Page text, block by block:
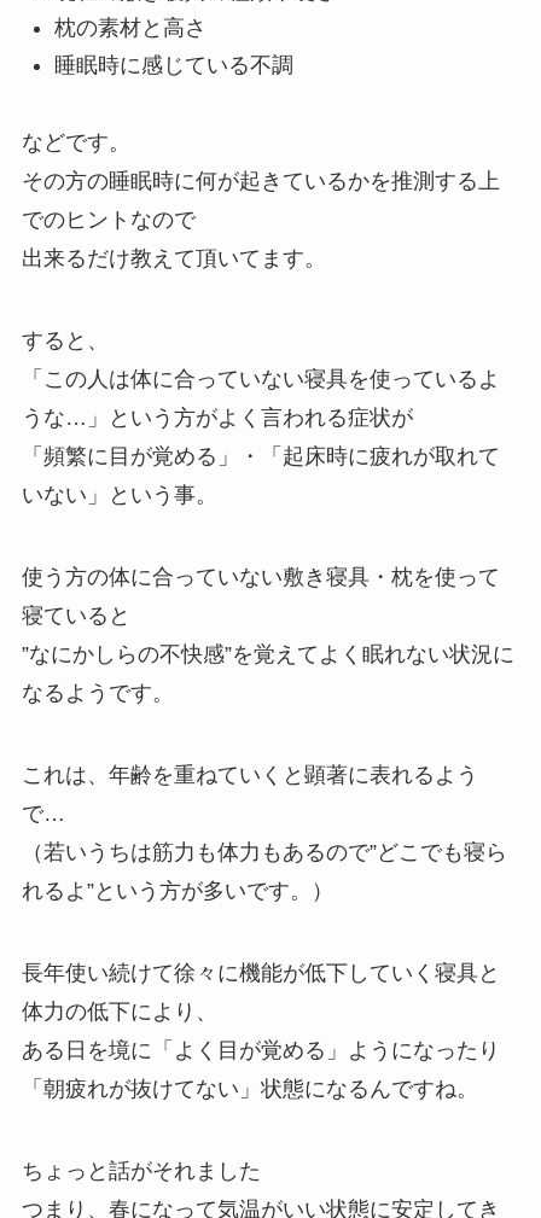
枕の素材と高さ
睡眠時に感じている不調
などです。
その方の睡眠時に何が起きているかを推測する上
でのヒントなので
出来るだけ教えて頂いてます。
すると、
「この人は体に合っていない寝具を使っているよ
うな…」という方がよく言われる症状が
「頻繁に目が覚める」・「起床時に疲れが取れて
いない」という事。
使う方の体に合っていない敷き寝具・枕を使って
寝ていると
”なにかしらの不快感”を覚えてよく眠れない状況に
なるようです。
これは、年齢を重ねていくと顕著に表れるよう
で…
（若いうちは筋力も体力もあるので”どこでも寝ら
れるよ”という方が多いです。）
長年使い続けて徐々に機能が低下していく寝具と
体力の低下により、
ある日を境に「よく目が覚める」ようになったり
「朝疲れが抜けてない」状態になるんですね。
ちょっと話がそれました
つまり、春になって気温がいい状態に安定してき